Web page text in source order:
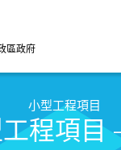
區政府
小型工程項目
程項目